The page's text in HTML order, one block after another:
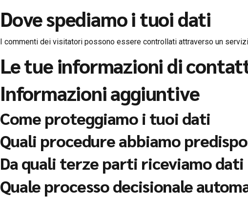
Dove spediamo i tuoi dati
I commenti dei visitatori possono essere controllati attraverso un
Le tue informazioni di
Informazioni aggiuntive
Come proteggiamo i tuoi dati
Quali procedure abbiamo
Da quali terze parti riceviamo dati
Quale processo decisionale